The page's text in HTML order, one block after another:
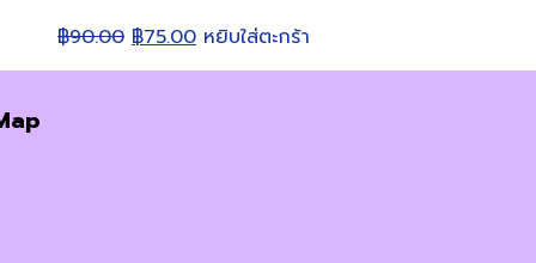
฿90.00 Original
price
฿75.00Current
price
หยิบใส่ตะกร้า